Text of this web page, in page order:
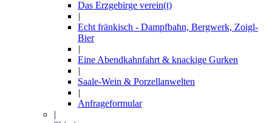
Das Erzgebirge verein(t)
|
Echt fränkisch - Dampfbahn, Bergwerk, Zoigl-
Bier
|
Eine Abendkahnfahrt & knackige Gurken
|
Saale-Wein & Porzellanwelten
|
Anfrageformular
|